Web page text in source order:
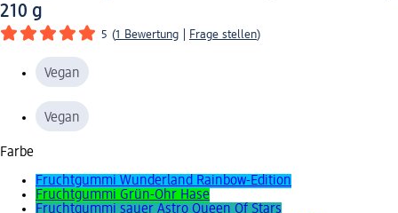
210 g
5 (1 Bewertung Frage stellen)
Vegan
Vegan
Farbe
Fruchtgummi Wunderland Rainbow-Edition
Fruchtgummi Grün-Ohr Hase
Fruchtgummi sauer Astro Queen Of Stars